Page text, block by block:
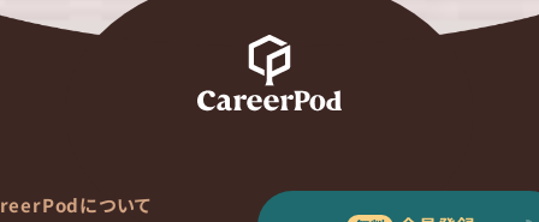
について